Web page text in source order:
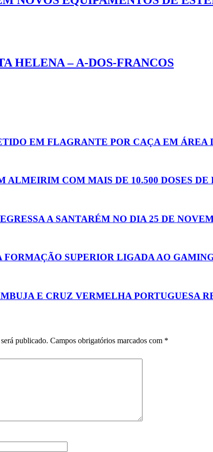
HELENA – A-DOS-FRANCOS
EM FLAGRANTE POR CAÇA EM ÁREA
ALMEIRIM COM MAIS DE 10.500 DOSES DE
A SANTARÉM NO DIA 25 DE
FORMAÇÃO SUPERIOR LIGADA AO
E CRUZ VERMELHA PORTUGUESA
publicado. Campos obrigatórios marcados com *